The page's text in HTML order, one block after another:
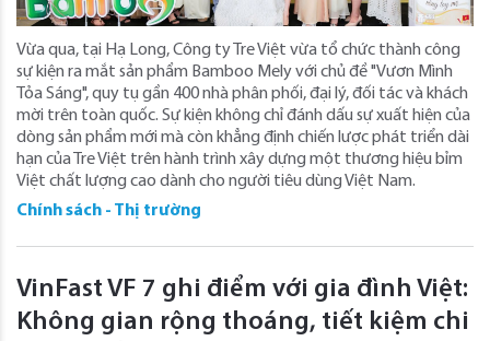
Vừa qua, tại Hạ Long, Công ty Tre Việt vừa tổ chức thành công
sự kiện ra mắt sản phẩm Bamboo Mely với chủ đề "Vươn Mình
Tỏa Sáng", quy tụ gần 400 nhà phân phối, đại lý, đối tác và khách
mời trên toàn quốc. Sự kiện không chỉ đánh dấu sự xuất hiện của
dòng sản phẩm mới mà còn khẳng định chiến lược phát triển dài
hạn của Tre Việt trên hành trình xây dựng một thương hiệu bỉm
Việt chất lượng cao dành cho người tiêu dùng Việt Nam.
Chính sách - Thị trường
VinFast VF 7 ghi điểm với gia đình Việt:
Không gian rộng thoáng, tiết kiệm chi